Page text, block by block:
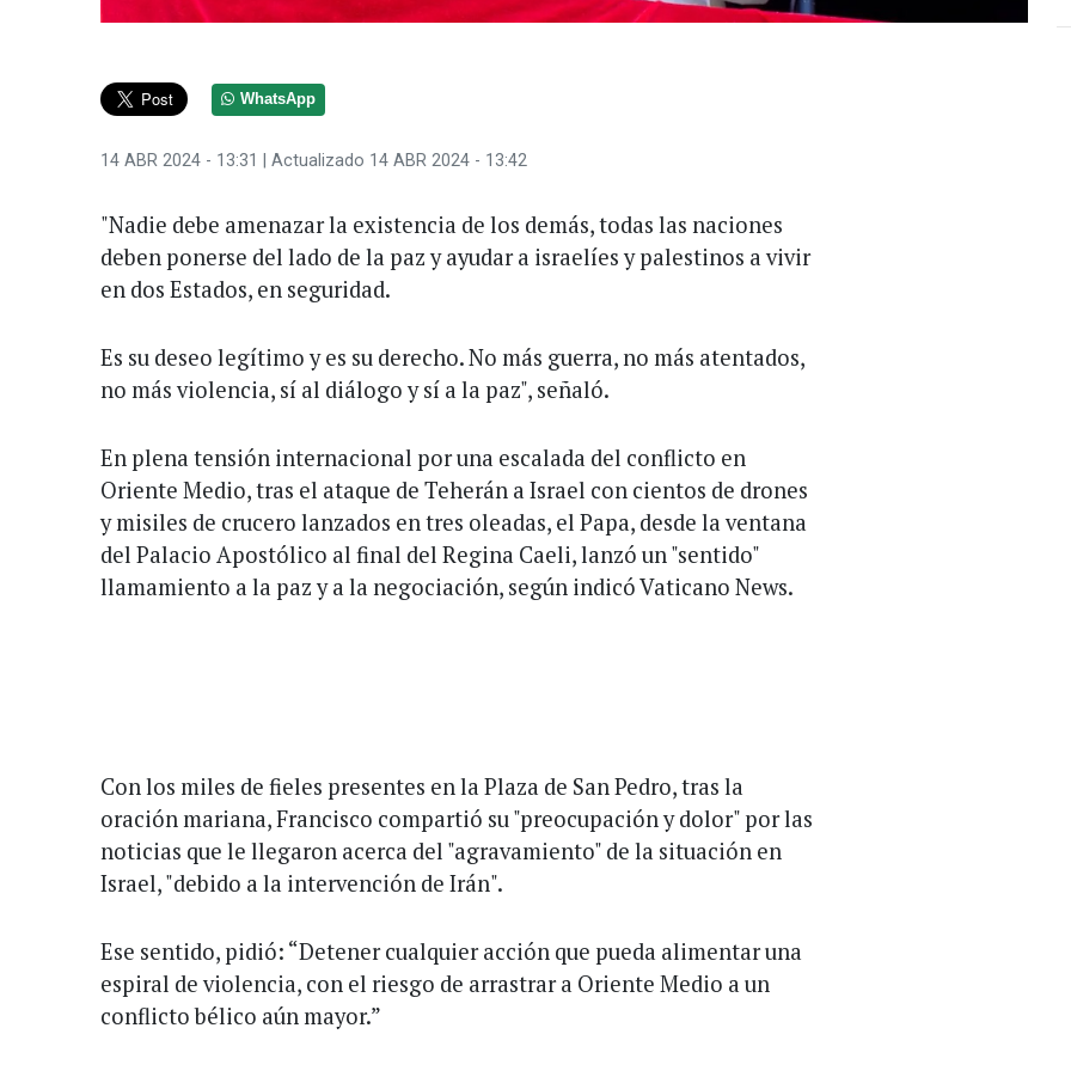
WhatsApp
14 ABR 2024 - 13:31 | Actualizado 14 ABR 2024 - 13:42
"Nadie debe amenazar la existencia de los demás, todas las naciones
deben ponerse del lado de la paz y ayudar a israelíes y palestinos a vivir
en dos Estados, en seguridad.
Es su deseo legítimo y es su derecho. No más guerra, no más atentados,
no más violencia, sí al diálogo y sí a la paz", señaló.
En plena tensión internacional por una escalada del conflicto en
Oriente Medio, tras el ataque de Teherán a Israel con cientos de drones
y misiles de crucero lanzados en tres oleadas, el Papa, desde la ventana
del Palacio Apostólico al final del Regina Caeli, lanzó un "sentido"
llamamiento a la paz y a la negociación, según indicó Vaticano News.
Con los miles de fieles presentes en la Plaza de San Pedro, tras la
oración mariana, Francisco compartió su "preocupación y dolor" por las
noticias que le llegaron acerca del "agravamiento" de la situación en
Israel, "debido a la intervención de Irán".
Ese sentido, pidió: “Detener cualquier acción que pueda alimentar una
espiral de violencia, con el riesgo de arrastrar a Oriente Medio a un
conflicto bélico aún mayor.”